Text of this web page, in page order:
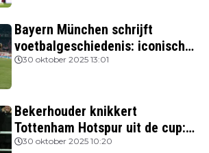
Bayern München schrijft
voetbalgeschiedenis: iconische
Nederlanders verslagen
30 oktober 2025 13:01
Bekerhouder knikkert
Tottenham Hotspur uit de cup:
drie van de vier topclubs nog in
30 oktober 2025 10:20